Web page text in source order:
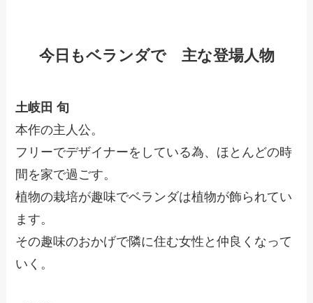
今日もベランダで 主な登場人物
土岐田 旬
本作の主人公。
フリーでデザイナーをしている為、ほとんどの時
間を家で過ごす。
植物の栽培が趣味でベランダは植物が飾られてい
ます。
その趣味のおかげで隣に住む女性と仲良くなって
いく。